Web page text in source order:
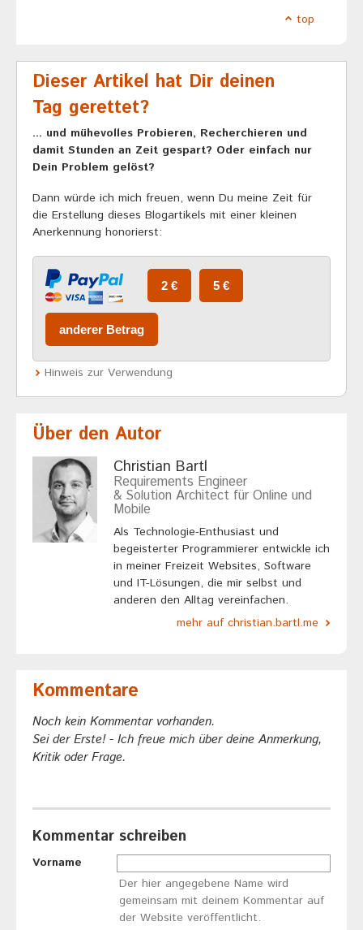
top
Dieser Artikel hat Dir deinen
Tag gerettet?
... und mühevolles Probieren, Recherchieren und
damit Stunden an Zeit gespart? Oder einfach nur
Dein Problem gelöst?
Dann würde ich mich freuen, wenn Du meine Zeit für
die Erstellung dieses Blogartikels mit einer kleinen
Anerkennung honorierst:
Hinweis zur Verwendung
Über den Autor
Christian Bartl
Requirements Engineer
& Solution Architect für Online und
Mobile
Als Technologie-Enthusiast und
begeisterter Programmierer entwickle ich
in meiner Freizeit Websites, Software
und IT-Lösungen, die mir selbst und
anderen den Alltag vereinfachen.
mehr auf christian.bartl.me
Kommentare
Noch kein Kommentar vorhanden.
Sei der Erste! - Ich freue mich über deine Anmerkung,
Kritik oder Frage.
Kommentar schreiben
Vorname
Der hier angegebene Name wird
gemeinsam mit deinem Kommentar auf
der Website veröffentlicht.